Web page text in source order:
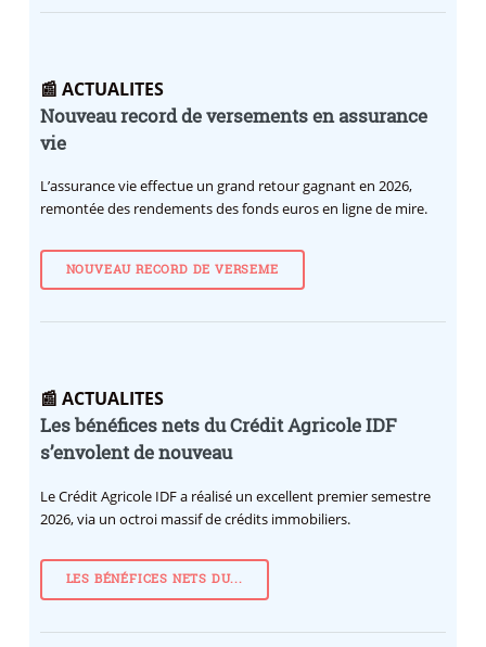
📰 ACTUALITES
Nouveau record de versements en assurance
vie
L’assurance vie effectue un grand retour gagnant en 2026,
remontée des rendements des fonds euros en ligne de mire.
NOUVEAU RECORD DE VERSEME
📰 ACTUALITES
Les bénéfices nets du Crédit Agricole IDF
s’envolent de nouveau
Le Crédit Agricole IDF a réalisé un excellent premier semestre
2026, via un octroi massif de crédits immobiliers.
LES BÉNÉFICES NETS DU...